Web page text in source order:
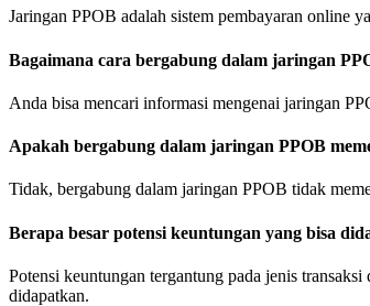
Jaringan PPOB adalah sistem pembayaran online
Bagaimana cara bergabung dalam jaringan
Anda bisa mencari informasi mengenai jaringan
Apakah bergabung dalam jaringan PPOB
Tidak, bergabung dalam jaringan PPOB tidak
Berapa besar potensi keuntungan yang bisa
Potensi keuntungan tergantung pada jenis
didapatkan.